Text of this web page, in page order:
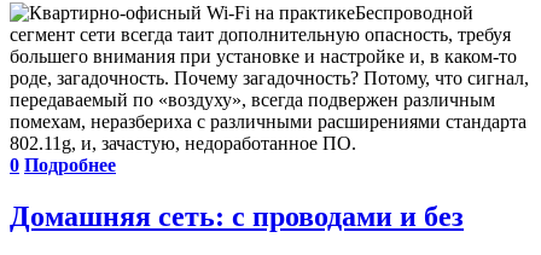
Беспроводной
сегмент сети всегда таит дополнительную опасность, требуя
большего внимания при установке и настройке и, в каком-то
роде, загадочность. Почему загадочность? Потому, что сигнал,
передаваемый по «воздуху», всегда подвержен различным
помехам, неразбериха с различными расширениями стандарта
802.11g, и, зачастую, недоработанное ПО.
0 Подробнее
Домашняя сеть: c проводами и без